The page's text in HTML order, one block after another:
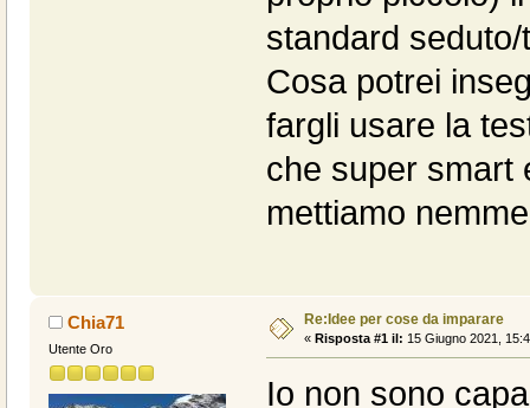
standard
Cosa potrei
fargli usare la
che super smart
mettiamo
Chia71
Utente Oro
Re:Idee per cose da imparare
« Risposta #1 il: 15 Giugno 2021,
Io non sono